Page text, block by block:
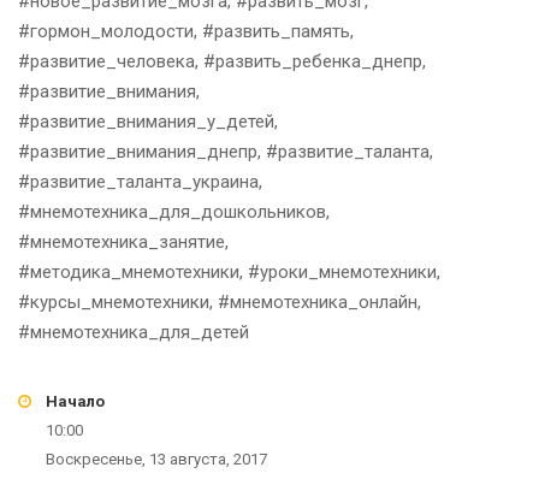
#гормон_молодости, #развить_память,
#развитие_человека, #развить_ребенка_днепр,
#развитие_внимания,
#развитие_внимания_у_детей,
#развитие_внимания_днепр, #развитие_таланта,
#развитие_таланта_украина,
#мнемотехника_для_дошкольников,
#мнемотехника_занятие,
#методика_мнемотехники, #уроки_мнемотехники,
#курсы_мнемотехники, #мнемотехника_онлайн,
#мнемотехника_для_детей
Начало
10:00
Воскресенье, 13 августа, 2017